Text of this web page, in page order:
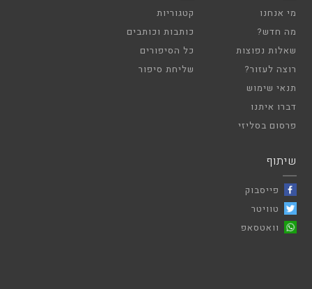
מי אנחנו
מה חדש?
שאלות נפוצות
רוצה לעזור?
תנאי שימוש
דברו איתנו
פרסום בסליזי
קטגוריות
כותבות וכותבים
כל הסיפורים
שליחת סיפור
שיתוף
פייסבוק
טוויטר
וואטסאפ